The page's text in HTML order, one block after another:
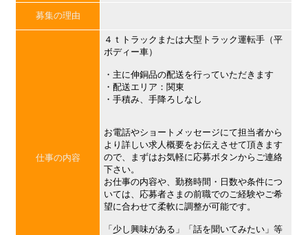
募集の理由
仕事の内容
４ｔトラックまたは大型トラック運転手（平
ボディー車）
・主に伸銅品の配送を行っていただきます
・配送エリア：関東
・手積み、手降ろしなし
お電話やショートメッセージにて担当者から
より詳しい求人概要をお伝えさせて頂きます
ので、まずはお気軽に応募ボタンからご連絡
下さい。
お仕事の内容や、勤務時間・日数や条件につ
いては、応募者さまの前職でのご経験やご希
望に合わせて柔軟に調整が可能です。
「少し興味がある」「話を聞いてみたい」等